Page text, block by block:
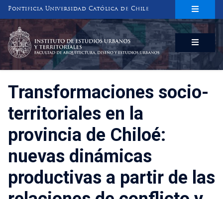
Pontificia Universidad Católica de Chile
INSTITUTO DE ESTUDIOS URBANOS
Y TERRITORIALES
FACULTAD DE ARQUITECTURA, DISEÑO Y ESTUDIOS URBANOS
Transformaciones socio-
territoriales en la
provincia de Chiloé:
nuevas dinámicas
productivas a partir de las